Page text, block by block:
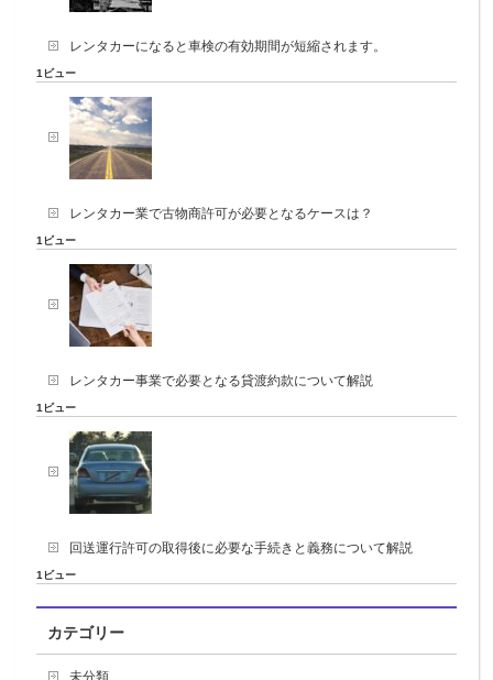
レンタカーになると車検の有効期間が短縮されます。
1ビュー
レンタカー業で古物商許可が必要となるケースは？
1ビュー
レンタカー事業で必要となる貸渡約款について解説
1ビュー
回送運行許可の取得後に必要な手続きと義務について解説
1ビュー
カテゴリー
未分類